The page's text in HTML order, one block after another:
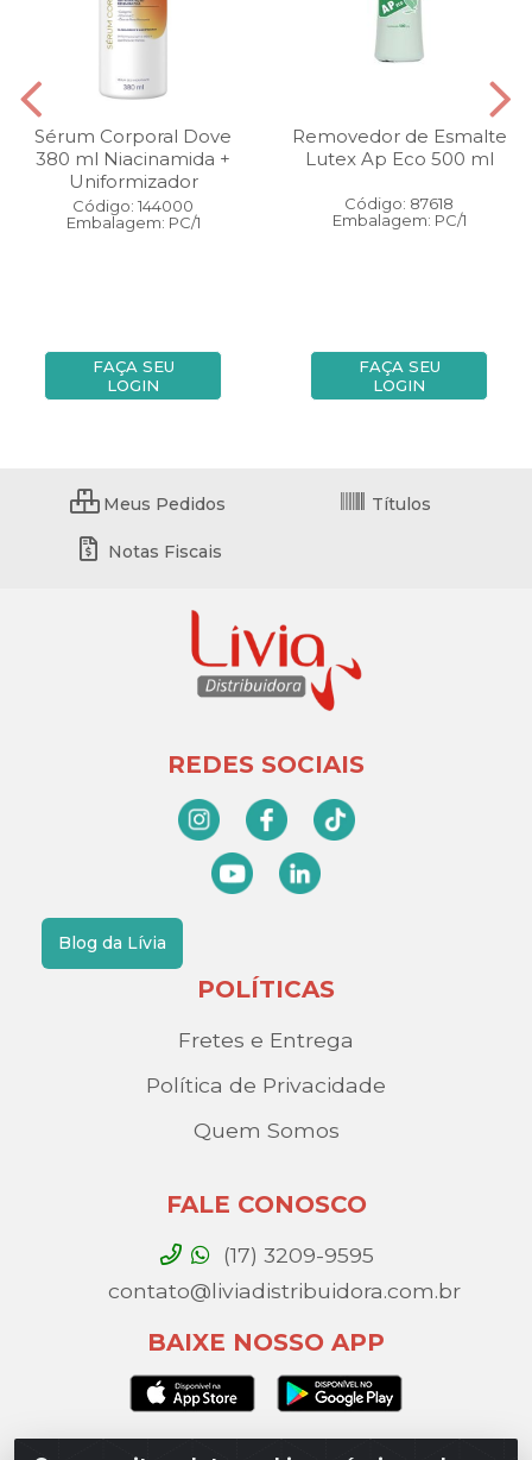
Sérum Corporal Dove
380 ml Niacinamida +
Uniformizador
Código: 144000
Embalagem: PC/1
FAÇA SEU
LOGIN
Removedor de Esmalte
Lutex Ap Eco 500 ml
Código: 87618
Embalagem: PC/1
FAÇA SEU
LOGIN
Meus Pedidos Títulos
Notas Fiscais
REDES SOCIAIS
Blog da Lívia
POLÍTICAS
Fretes e Entrega
Política de Privacidade
Quem Somos
FALE CONOSCO
(17) 3209-9595
contato@liviadistribuidora.com.br
BAIXE NOSSO APP